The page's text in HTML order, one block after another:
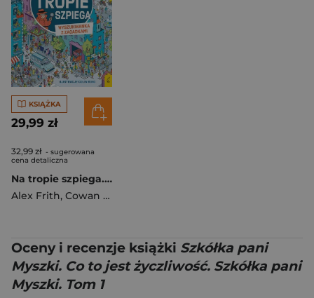
KSIĄŻKA
29,99 zł
32,99 zł - sugerowana
cena detaliczna
Na tropie szpiega. Wyszukiwanka z zagadkami
Alex Frith, Cowan Laura
Oceny i recenzje książki Szkółka pani
Myszki. Co to jest życzliwość. Szkółka pani
Myszki. Tom 1